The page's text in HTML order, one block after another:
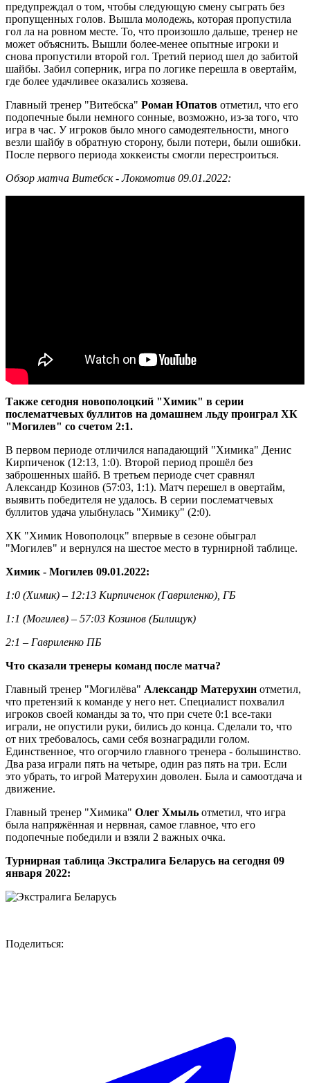
предупреждал о том, чтобы следующую смену сыграть без
пропущенных голов. Вышла молодежь, которая пропустила
гол ла на ровном месте. То, что произошло дальше, тренер не
может объяснить. Вышли более-менее опытные игроки и
снова пропустили второй гол. Третий период шел до забитой
шайбы. Забил соперник, игра по логике перешла в овертайм,
где более удачливее оказались хозяева.
Главный тренер "Витебска" Роман Юпатов отметил, что его
подопечные были немного сонные, возможно, из-за того, что
игра в час. У игроков было много самодеятельности, много
везли шайбу в обратную сторону, были потери, были ошибки.
После первого периода хоккеисты смогли перестроиться.
Обзор матча Витебск - Локомотив 09.01.2022:
Также сегодня новополоцкий "Химик" в серии
послематчевых буллитов на домашнем льду проиграл ХК
"Могилев" со счетом 2:1.
В первом периоде отличился нападающий "Химика" Денис
Кирпиченок (12:13, 1:0). Второй период прошёл без
заброшенных шайб. В третьем периоде счет сравнял
Александр Козинов (57:03, 1:1). Матч перешел в овертайм,
выявить победителя не удалось. В серии послематчевых
буллитов удача улыбнулась "Химику" (2:0).
ХК "Химик Новополоцк" впервые в сезоне обыграл
"Могилев" и вернулся на шестое место в турнирной таблице.
Химик - Могилев 09.01.2022:
1:0 (Химик) – 12:13 Кирпиченок (Гавриленко), ГБ
1:1 (Могилев) – 57:03 Козинов (Билищук)
2:1 – Гавриленко ПБ
Что сказали тренеры команд после матча?
Главный тренер "Могилёва" Александр Матерухин отметил,
что претензий к команде у него нет. Специалист похвалил
игроков своей команды за то, что при счете 0:1 все-таки
играли, не опустили руки, бились до конца. Сделали то, что
от них требовалось, сами себя вознаградили голом.
Единственное, что огорчило главного тренера - большинство.
Два раза играли пять на четыре, один раз пять на три. Если
это убрать, то игрой Матерухин доволен. Была и самоотдача и
движение.
Главный тренер "Химика" Олег Хмыль отметил, что игра
была напряжённая и нервная, самое главное, что его
подопечные победили и взяли 2 важных очка.
Турнирная таблица Экстралига Беларусь на сегодня 09
января 2022:
Поделиться: